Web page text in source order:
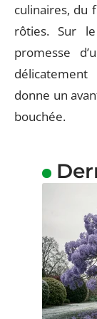
culinaires, du
rôties. Sur
promesse
donne un
bouchée.